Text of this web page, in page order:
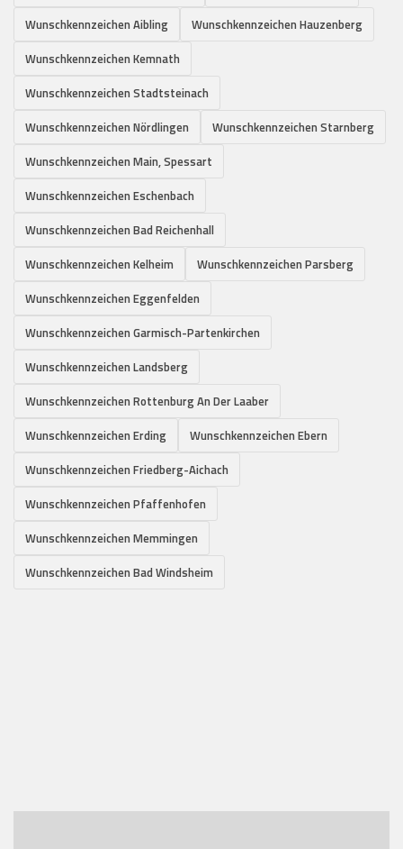
Wunschkennzeichen Aibling
Wunschkennzeichen Hauzenberg
Wunschkennzeichen Kemnath
Wunschkennzeichen Stadtsteinach
Wunschkennzeichen Nördlingen
Wunschkennzeichen Starnberg
Wunschkennzeichen Main, Spessart
Wunschkennzeichen Eschenbach
Wunschkennzeichen Bad Reichenhall
Wunschkennzeichen Kelheim
Wunschkennzeichen Parsberg
Wunschkennzeichen Eggenfelden
Wunschkennzeichen Garmisch-Partenkirchen
Wunschkennzeichen Landsberg
Wunschkennzeichen Rottenburg An Der Laaber
Wunschkennzeichen Erding
Wunschkennzeichen Ebern
Wunschkennzeichen Friedberg-Aichach
Wunschkennzeichen Pfaffenhofen
Wunschkennzeichen Memmingen
Wunschkennzeichen Bad Windsheim